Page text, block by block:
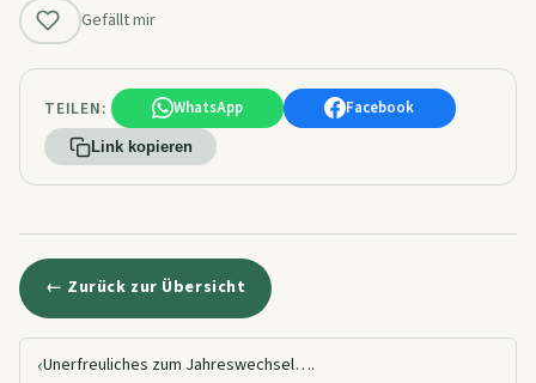
Gefällt mir
TEILEN: WhatsApp Facebook
Link kopieren
← Zurück zur Übersicht
‹Unerfreuliches zum Jahreswechsel….